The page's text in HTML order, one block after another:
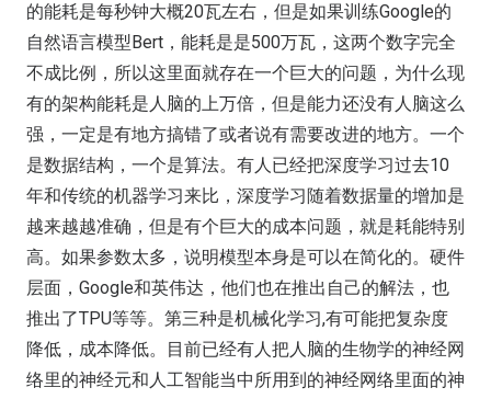
的能耗是每秒钟大概20瓦左右，但是如果训练Google的
自然语言模型Bert，能耗是是500万瓦，这两个数字完全
不成比例，所以这里面就存在一个巨大的问题，为什么现
有的架构能耗是人脑的上万倍，但是能力还没有人脑这么
强，一定是有地方搞错了或者说有需要改进的地方。一个
是数据结构，一个是算法。有人已经把深度学习过去10
年和传统的机器学习来比，深度学习随着数据量的增加是
越来越越准确，但是有个巨大的成本问题，就是耗能特别
高。如果参数太多，说明模型本身是可以在简化的。硬件
层面，Google和英伟达，他们也在推出自己的解法，也
推出了TPU等等。第三种是机械化学习,有可能把复杂度
降低，成本降低。目前已经有人把人脑的生物学的神经网
络里的神经元和人工智能当中所用到的神经网络里面的神